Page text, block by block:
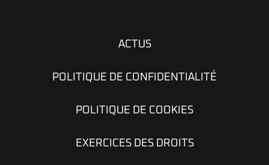
ACTUS
POLITIQUE DE CONFIDENTIALITÉ
POLITIQUE DE COOKIES
EXERCICES DES DROITS